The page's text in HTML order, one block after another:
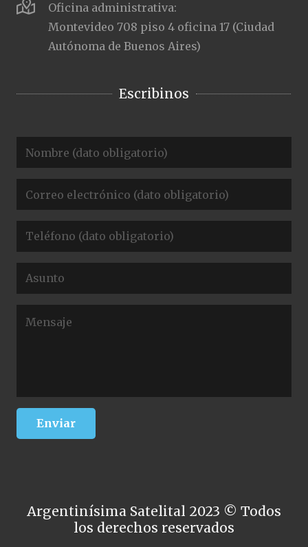
Oficina administrativa:
Montevideo 708 piso 4 oficina 17 (Ciudad
Autónoma de Buenos Aires)
Escribinos
Argentinísima Satelital 2023 © Todos
los derechos reservados